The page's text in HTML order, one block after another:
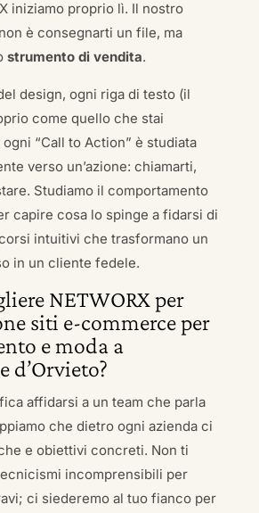
iniziamo proprio lì. Il nostro
è consegnarti un file, ma
strumento di vendita.
design, ogni riga di testo (il
come quello che stai
“Call to Action” è studiata
verso un’azione: chiamarti,
Studiamo il comportamento
capire cosa lo spinge a fidarsi di
intuitivi che trasformano un
in un cliente fedele.
NETWORX per
siti e-commerce per
e moda a
d’Orvieto?
affidarsi a un team che parla
che dietro ogni azienda ci
e obiettivi concreti. Non ti
incomprensibili per
ci siederemo al tuo fianco per